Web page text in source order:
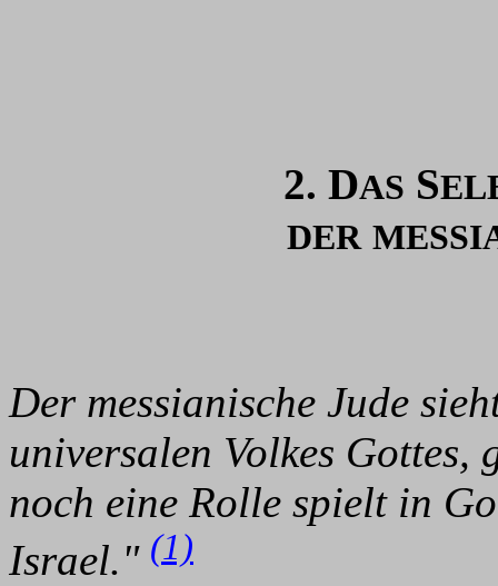
2. DAS S
DER
Der messianische Jude
universalen Volkes Gottes,
noch eine Rolle spielt in
Israel." (1)